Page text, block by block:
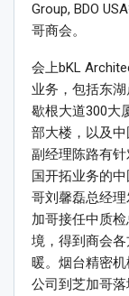
Group, BDO
哥商会。
会上bKL
业务，包括东
歇根大道300大
部大楼，以及
副经理陈路有
国开拓业务的
哥刘馨磊总经
加哥接任中质
境，得到商会
暖。烟台精密
公司到芝加哥